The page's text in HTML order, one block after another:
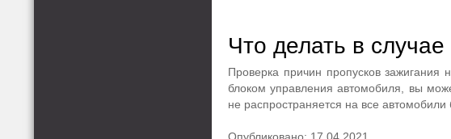
Что делать в
Проверка причин пропусков зажигания
блоком управления автомобиля, вы
не распространяется на все автомобили